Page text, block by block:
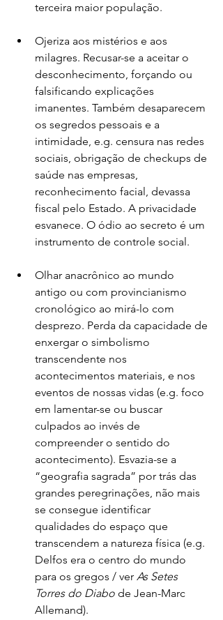
terceira maior população.
Ojeriza aos mistérios e aos
milagres. Recusar-se a aceitar o
desconhecimento, forçando ou
falsificando explicações
imanentes. Também desaparecem
os segredos pessoais e a
intimidade, e.g. censura nas redes
sociais, obrigação de checkups de
saúde nas empresas,
reconhecimento facial, devassa
fiscal pelo Estado. A privacidade
esvanece. O ódio ao secreto é um
instrumento de controle social.
Olhar anacrônico ao mundo
antigo ou com provincianismo
cronológico ao mirá-lo com
desprezo. Perda da capacidade de
enxergar o simbolismo
transcendente nos
acontecimentos materiais, e nos
eventos de nossas vidas (e.g. foco
em lamentar-se ou buscar
culpados ao invés de
compreender o sentido do
acontecimento). Esvazia-se a
“geografia sagrada” por trás das
grandes peregrinações, não mais
se consegue identificar
qualidades do espaço que
transcendem a natureza física (e.g.
Delfos era o centro do mundo
para os gregos / ver As Setes
Torres do Diabo de Jean-Marc
Allemand).